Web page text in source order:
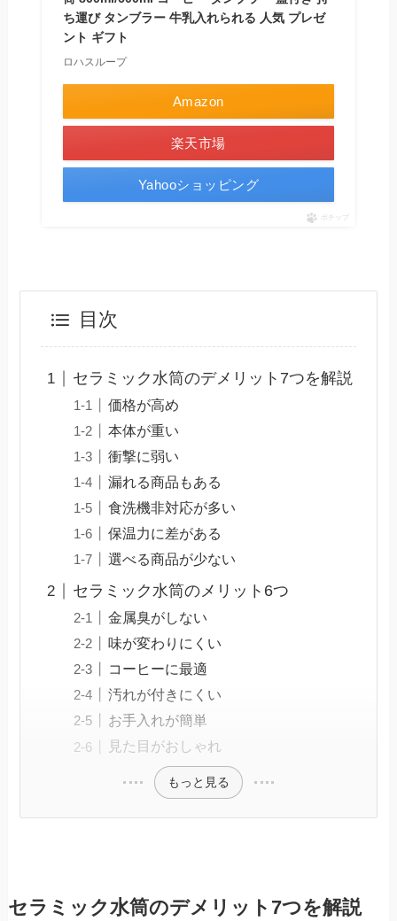
ち運び タンブラー 牛乳入れられる 人気 プレゼ
ント ギフト
ロハスループ
Amazon
楽天市場
Yahooショッピング
ポチップ
目次
セラミック水筒のデメリット7つを解説
価格が高め
本体が重い
衝撃に弱い
漏れる商品もある
食洗機非対応が多い
保温力に差がある
選べる商品が少ない
セラミック水筒のメリット6つ
金属臭がしない
味が変わりにくい
コーヒーに最適
汚れが付きにくい
お手入れが簡単
見た目がおしゃれ
もっと見る
セラミック水筒のデメリット7つを解説